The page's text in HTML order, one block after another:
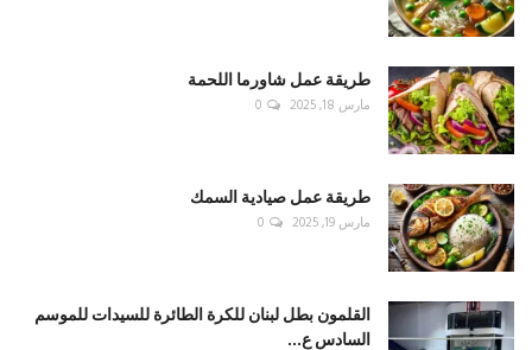
طريقة عمل شاورما اللحمة
مارس 18, 2025 0
طريقة عمل صيادية السمك
مارس 19, 2025 0
القلمون بطل لبنان للكرة الطائرة للسيدات للموسم
السادس ع...